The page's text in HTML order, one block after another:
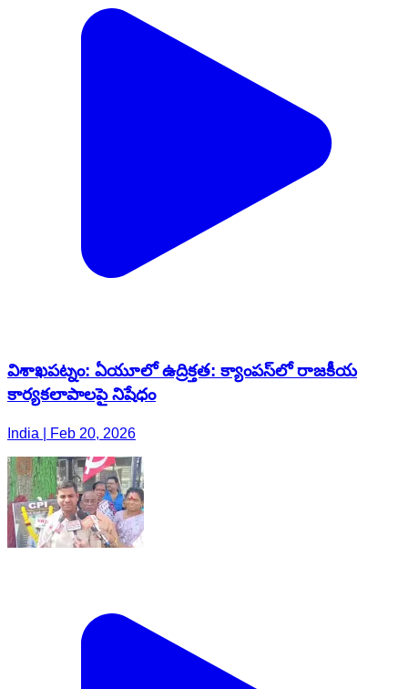
విశాఖపట్నం: ఏయూలో ఉద్రిక్తత: క్యాంపస్‌లో రాజకీయ
కార్యకలాపాలపై నిషేధం
India | Feb 20, 2026